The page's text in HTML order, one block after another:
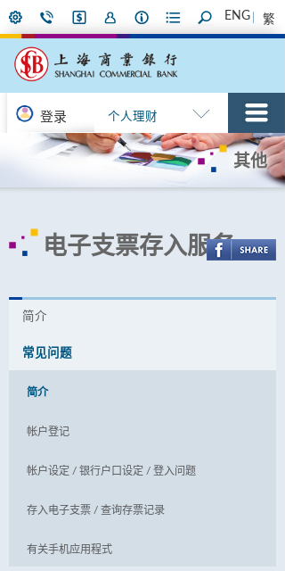
ENG 繁
登录 个人理财
其他
电子支票存入服务
简介
常见问题
简介
帐户登记
帐户设定 / 银行户口设定 / 登入问题
存入电子支票 / 查询存票记录
有关手机应用程式